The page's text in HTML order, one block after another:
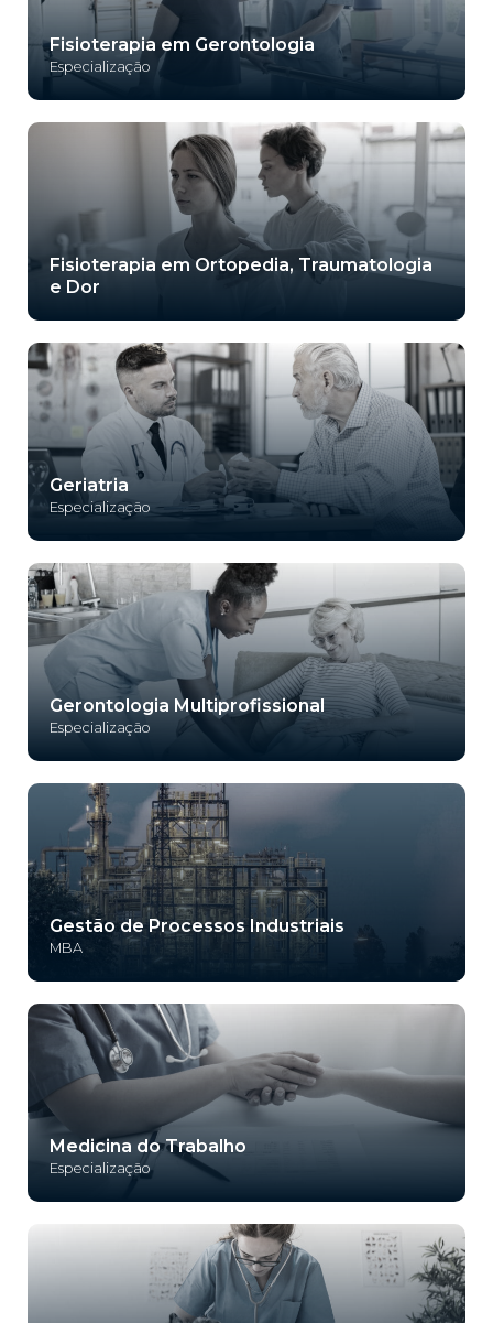
Fisioterapia em Gerontologia
Especialização
Fisioterapia em Ortopedia, Traumatologia
e Dor
Geriatria
Especialização
Gerontologia Multiprofissional
Especialização
Gestão de Processos Industriais
MBA
Medicina do Trabalho
Especialização